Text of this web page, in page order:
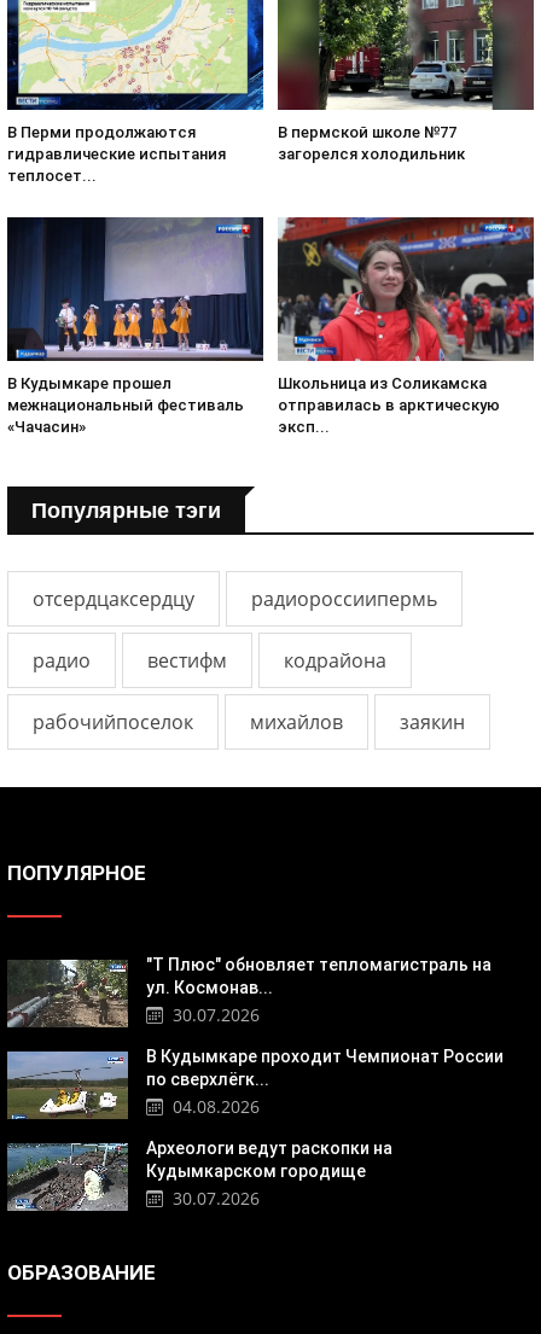
В Перми продолжаются
гидравлические испытания
теплосет...
В пермской школе №77
загорелся холодильник
В Кудымкаре прошел
межнациональный фестиваль
«Чачасин»
Школьница из Соликамска
отправилась в арктическую
эксп...
Популярные тэги
отсердцаксердцу радиороссиипермь
радио вестифм кодрайона
рабочийпоселок михайлов заякин
ПОПУЛЯРНОЕ
"Т Плюс" обновляет тепломагистраль на
ул. Космонав...
30.07.2026
В Кудымкаре проходит Чемпионат России
по сверхлёгк...
04.08.2026
Археологи ведут раскопки на
Кудымкарском городище
30.07.2026
ОБРАЗОВАНИЕ